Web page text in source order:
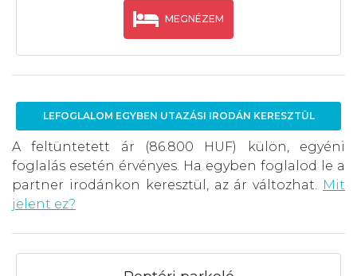
MEGNÉZEM
LEFOGLALOM EGYBEN UTAZÁSI IRODÁN KERESZTÜL
A feltüntetett ár (86.800 HUF) külön, egyéni
foglalás esetén érvényes. Ha egyben foglalod le a
partner irodánkon keresztül, az ár változhat. Mit
jelent ez?